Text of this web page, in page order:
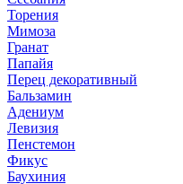
Торения
Мимоза
Гранат
Папайя
Перец декоративный
Бальзамин
Адениум
Левизия
Пенстемон
Фикус
Баухиния